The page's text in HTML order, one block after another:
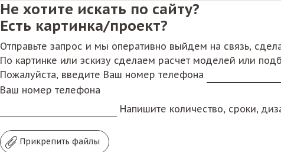
Не хотите искать по сайту?
Есть картинка/проект?
Отправьте запрос и мы оперативно выйдем на связь,
По картинке или эскизу сделаем расчет моделей или
Пожалуйста, введите Ваш номер телефона
Ваш номер телефона
Напишите количество, сроки,
Прикрепить файлы